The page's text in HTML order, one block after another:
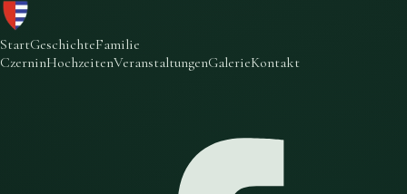
StartGeschichteFamilie
CzerninHochzeitenVeranstaltungenGalerieKontakt